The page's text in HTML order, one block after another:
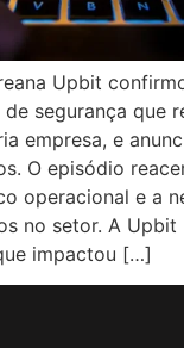
Upbit
segurança que
empresa, e
O episódio
operacional e a
no setor. A Upbit
impactou […]